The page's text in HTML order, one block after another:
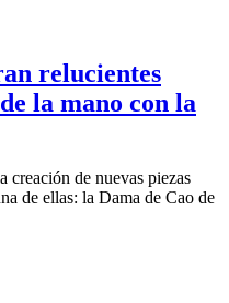
relucientes
la mano con la
creación de nuevas piezas
de ellas: la Dama de Cao de